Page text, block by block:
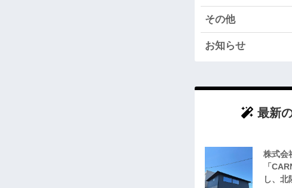
その他
お知らせ
最新
株式会
「
し、北